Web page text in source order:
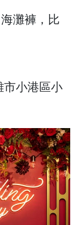
灘褲，比
市小港區小